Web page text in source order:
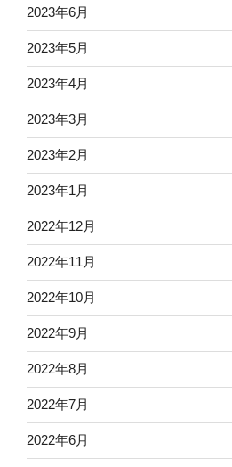
2023年6月
2023年5月
2023年4月
2023年3月
2023年2月
2023年1月
2022年12月
2022年11月
2022年10月
2022年9月
2022年8月
2022年7月
2022年6月